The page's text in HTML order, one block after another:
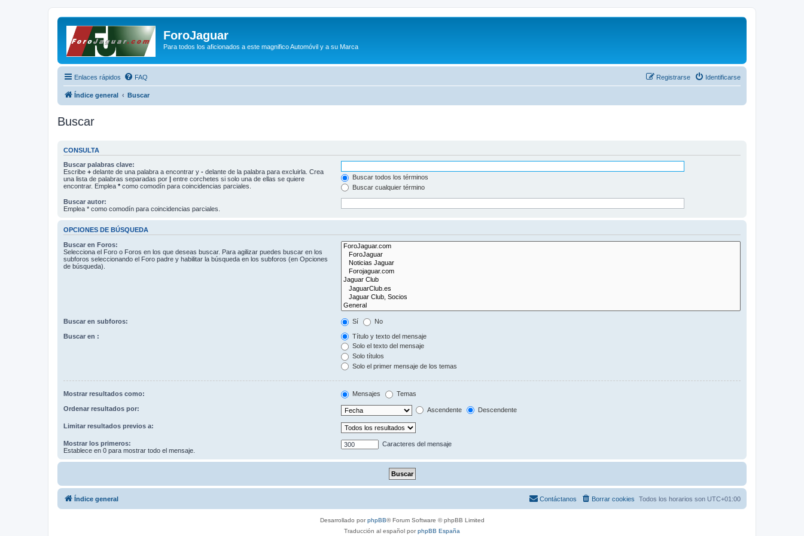
ForoJaguar
Para todos los aficionados a este magnifico Automóvil y a su Marca
Enlaces rápidos FAQ Identificarse
Registrarse
Índice general Buscar
Buscar
CONSULTA
Buscar palabras clave:
Escribe + delante de una palabra a encontrar y - delante de la palabra para excluirla. Crea
una lista de palabras separadas por | entre corchetes si solo una de ellas se quiere
encontrar. Emplea * como comodín para coincidencias parciales.
Buscar todos los términos
Buscar cualquier término
Buscar autor:
Emplea * como comodín para coincidencias parciales.
OPCIONES DE BÚSQUEDA
Buscar en Foros:
Selecciona el Foro o Foros en los que deseas buscar. Para agilizar puedes buscar en los
subforos seleccionando el Foro padre y habilitar la búsqueda en los subforos (en Opciones
de búsqueda).
Buscar en subforos: Sí No
Buscar en :
Título y texto del mensaje
Solo el texto del mensaje
Solo títulos
Solo el primer mensaje de los temas
Mostrar resultados como: Mensajes Temas
Ordenar resultados por: Ascendente Descendente
Limitar resultados previos a:
Mostrar los primeros:
Establece en 0 para mostrar todo el mensaje.
Caracteres del mensaje
Índice general Todos los horarios son UTC+01:00
Borrar cookies
Contáctanos
Desarrollado porphpBB® Forum Software © phpBB Limited
Traducción al español porphpBB España